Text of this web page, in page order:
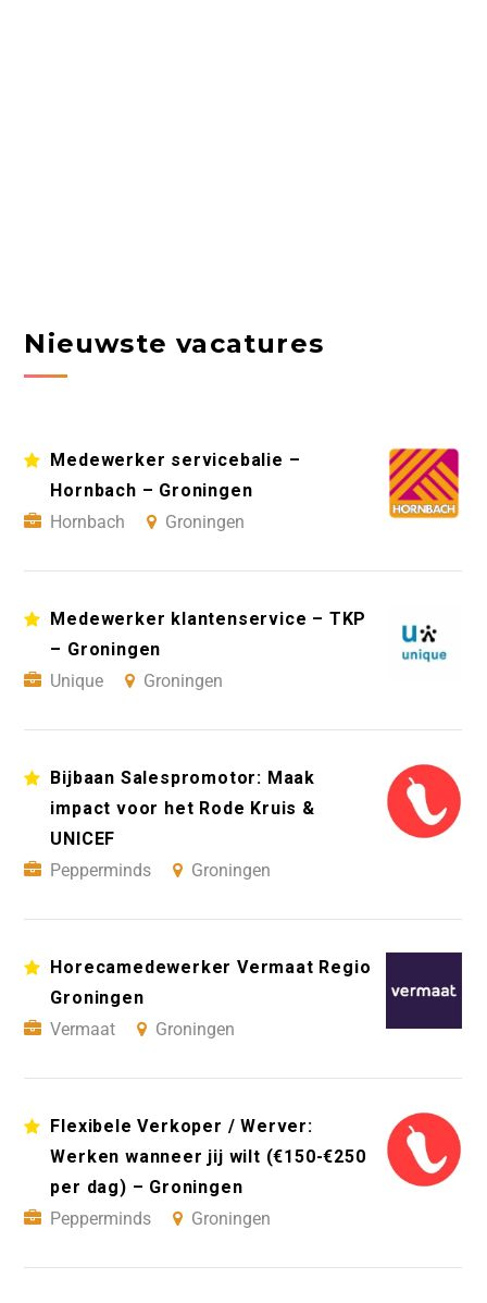
Nieuwste vacatures
Medewerker servicebalie –
Hornbach – Groningen
Hornbach
Groningen
Medewerker klantenservice – TKP
– Groningen
Unique
Groningen
Bijbaan Salespromotor: Maak
impact voor het Rode Kruis &
UNICEF
Pepperminds
Groningen
Horecamedewerker Vermaat Regio
Groningen
Vermaat
Groningen
Flexibele Verkoper / Werver:
Werken wanneer jij wilt (€150-€250
per dag) – Groningen
Pepperminds
Groningen